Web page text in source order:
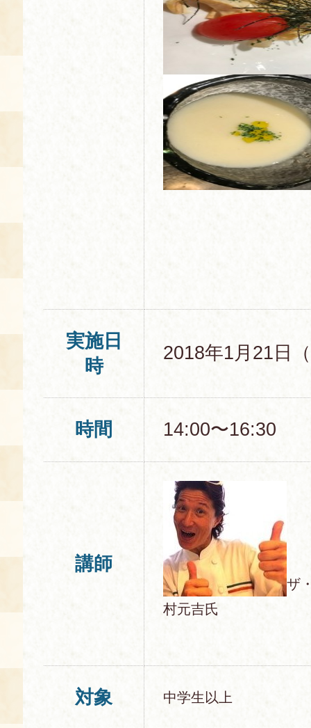
実施日
時
2018年1月21日
時間 14:00〜16:30
講師
ザ
村元吉氏
対象 中学生以上